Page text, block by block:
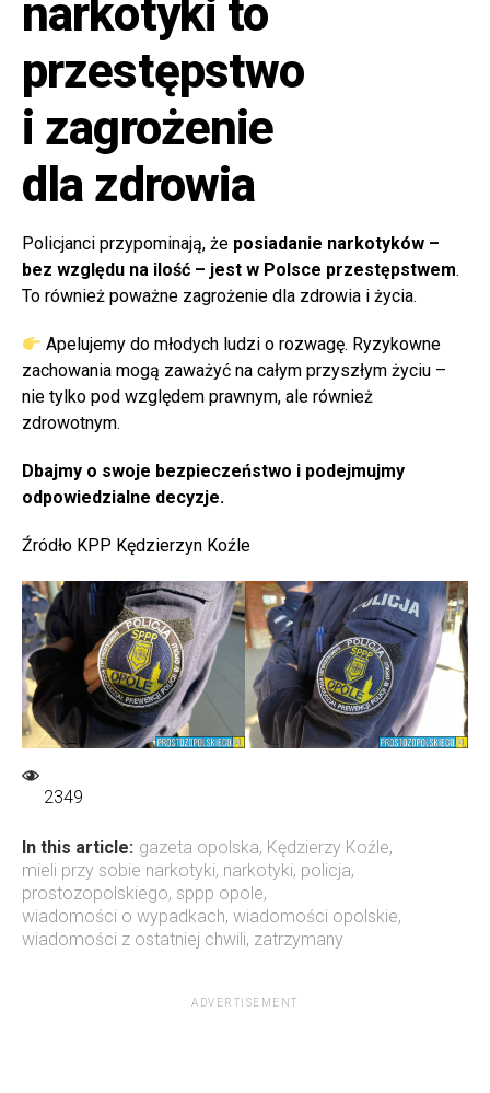
narkotyki to
przestępstwo
i zagrożenie
dla zdrowia
Policjanci przypominają, że posiadanie narkotyków –
bez względu na ilość – jest w Polsce przestępstwem.
To również poważne zagrożenie dla zdrowia i życia.
Apelujemy do młodych ludzi o rozwagę. Ryzykowne
zachowania mogą zaważyć na całym przyszłym życiu –
nie tylko pod względem prawnym, ale również
zdrowotnym.
Dbajmy o swoje bezpieczeństwo i podejmujmy
odpowiedzialne decyzje.
Źródło KPP Kędzierzyn Koźle
2349
In this article: gazeta opolska, Kędzierzy Koźle,
mieli przy sobie narkotyki, narkotyki, policja,
prostozopolskiego, sppp opole,
wiadomości o wypadkach, wiadomości opolskie,
wiadomości z ostatniej chwili, zatrzymany
ADVERTISEMENT